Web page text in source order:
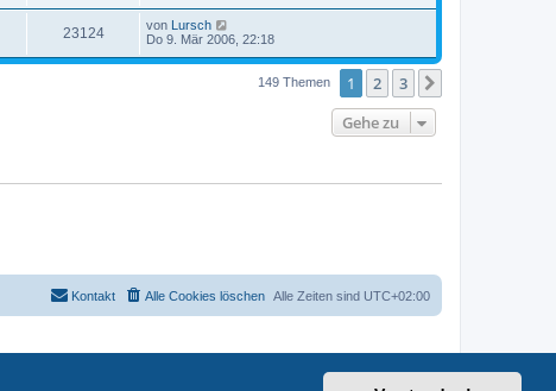
23124 von Lursch
Do 9. Mär 2006, 22:18
149 Themen 1 2 3
Gehe zu
Alle Zeiten sind UTC+02:00
Alle Cookies löschen
Kontakt